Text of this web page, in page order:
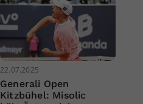
22.07.2025
Generali Open
Kitzbühel: Misolic